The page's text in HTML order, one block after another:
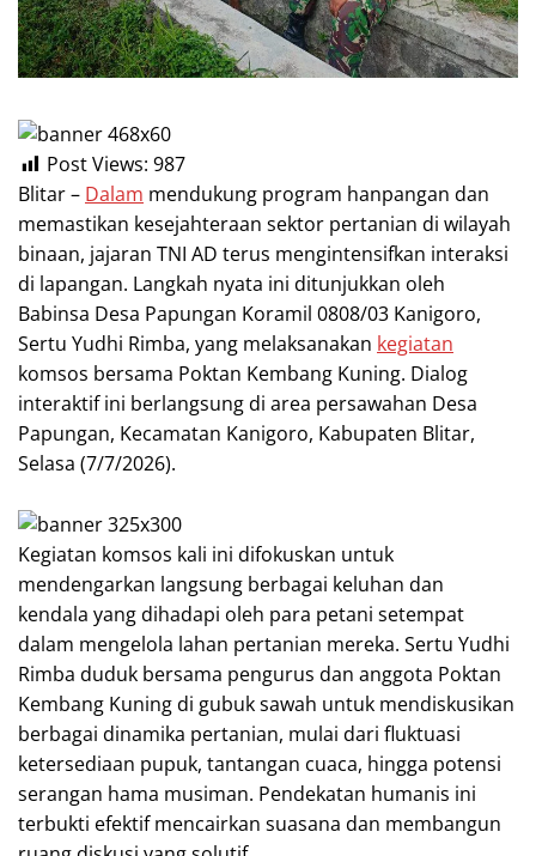
Post Views: 987
Blitar – Dalam mendukung program hanpangan dan
memastikan kesejahteraan sektor pertanian di wilayah
binaan, jajaran TNI AD terus mengintensifkan interaksi
di lapangan. Langkah nyata ini ditunjukkan oleh
Babinsa Desa Papungan Koramil 0808/03 Kanigoro,
Sertu Yudhi Rimba, yang melaksanakan kegiatan
komsos bersama Poktan Kembang Kuning. Dialog
interaktif ini berlangsung di area persawahan Desa
Papungan, Kecamatan Kanigoro, Kabupaten Blitar,
Selasa (7/7/2026).
Kegiatan komsos kali ini difokuskan untuk
mendengarkan langsung berbagai keluhan dan
kendala yang dihadapi oleh para petani setempat
dalam mengelola lahan pertanian mereka. Sertu Yudhi
Rimba duduk bersama pengurus dan anggota Poktan
Kembang Kuning di gubuk sawah untuk mendiskusikan
berbagai dinamika pertanian, mulai dari fluktuasi
ketersediaan pupuk, tantangan cuaca, hingga potensi
serangan hama musiman. Pendekatan humanis ini
terbukti efektif mencairkan suasana dan membangun